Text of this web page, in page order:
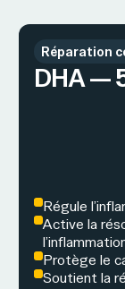
Réparation
DHA —
Régule
Active la
Protège le
Soutient la